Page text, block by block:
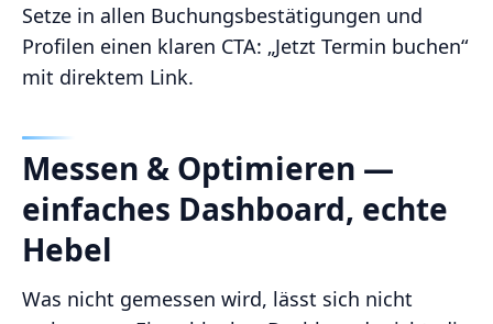
Setze in allen Buchungsbestätigungen und
Profilen einen klaren CTA: „Jetzt Termin buchen“
mit direktem Link.
Messen & Optimieren —
einfaches Dashboard, echte
Hebel
Was nicht gemessen wird, lässt sich nicht